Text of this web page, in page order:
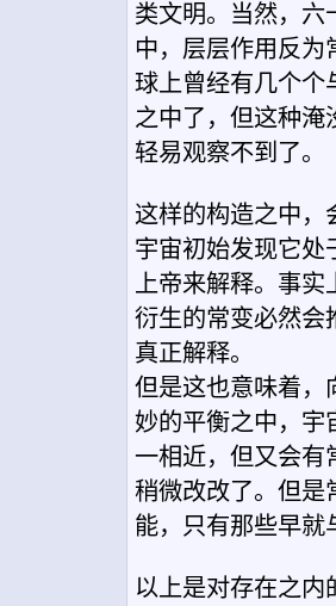
类文明。当然，六
中，层层作用反为
球上曾经有几个个
之中了，但这种淹
轻易观察不到了。
这样的构造之中，
宇宙初始发现它处
上帝来解释。事
衍生的常变必然会
真正解释。
但是这也意味着，
妙的平衡之中，宇
一相近，但又会有
稍微改改了。但是
能，只有那些早就
以上是对存在之内